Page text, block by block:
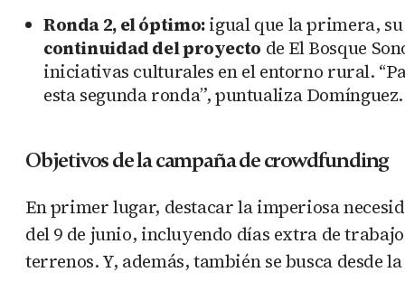
Ronda 2, el óptimo:igual que la primera,
continuidad del proyecto de El Bosque
iniciativas culturales en el entorno rural.
esta segunda ronda”, puntualiza Domínguez.
Objetivos de la campaña de crowdfunding
En primer lugar, destacar la imperiosa
del 9 de junio, incluyendo días extra de
terrenos. Y, además, también se busca